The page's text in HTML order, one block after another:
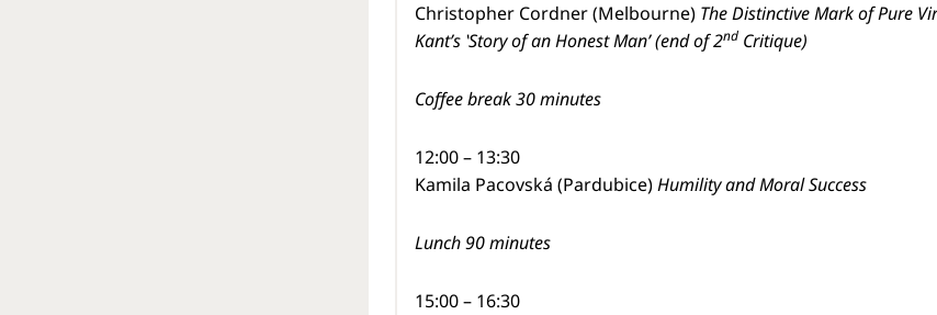
Christopher Cordner (Melbourne) The Distinctive Mark of Pure
Kant’s ‛Story of an Honest Man’(end of 2nd Critique)
Coffee break 30 minutes
12:00 – 13:30
Kamila Pacovská (Pardubice)Humility and Moral Success
Lunch 90 minutes
15:00 – 16:30